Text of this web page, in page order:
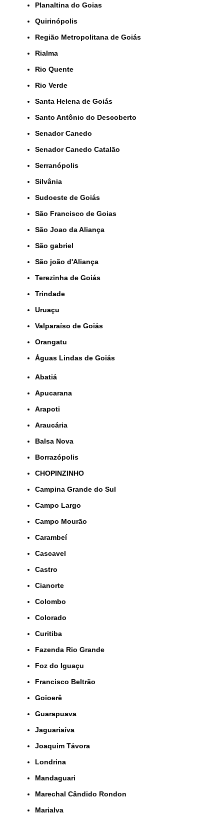
Planaltina do Goias
Quirinópolis
Região Metropolitana de Goiás
Rialma
Rio Quente
Rio Verde
Santa Helena de Goiás
Santo Antônio do Descoberto
Senador Canedo
Senador Canedo Catalão
Serranópolis
Silvânia
Sudoeste de Goiás
São Francisco de Goias
São Joao da Aliança
São gabriel
São joão d'Aliança
Terezinha de Goiás
Trindade
Uruaçu
Valparaíso de Goiás
orangatu
Águas Lindas de Goiás
Abatiá
Apucarana
Arapoti
Araucária
Balsa Nova
Borrazópolis
CHOPINZINHO
Campina Grande do Sul
Campo Largo
Campo Mourão
Carambeí
Cascavel
Castro
Cianorte
Colombo
Colorado
Curitiba
Fazenda Rio Grande
Foz do Iguaçu
Francisco Beltrão
Goioerê
Guarapuava
Jaguariaíva
Joaquim Távora
Londrina
Mandaguari
Marechal Cândido Rondon
Marialva